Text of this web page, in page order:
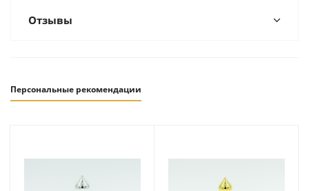
Отзывы
Персональные рекомендации